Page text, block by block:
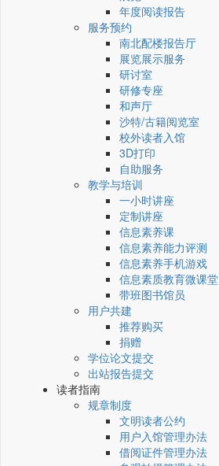
年度阅读报告
服务预约
南北配楼报告厅
展览展示服务
研讨室
研修专座
和声厅
沙特/古籍阅览室
校外读者入馆
3D打印
自助服务
教学与培训
一小时讲座
定制讲座
信息素养课
信息素养能力评测
信息素养手机游戏
信息素质教育微课堂
带班图书馆员
用户共建
推荐购买
捐赠
学位论文提交
出站报告提交
读者指南
规章制度
文明读者公约
用户入馆管理办法
借阅证件管理办法